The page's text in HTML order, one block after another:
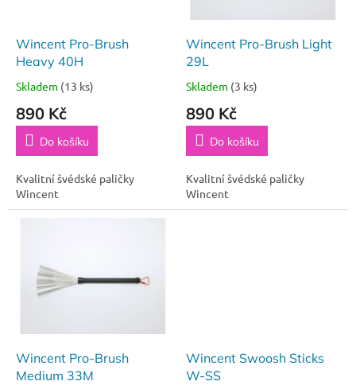
d
ů
Wincent Pro-Brush
Heavy 40H
Skladem (13 ks)
890 Kč
Do košíku
Kvalitní švédské paličky
Wincent
Wincent Pro-Brush Light
29L
Skladem (3 ks)
890 Kč
Do košíku
Kvalitní švédské paličky
Wincent
Wincent Pro-Brush
Medium 33M
Wincent Swoosh Sticks
W-SS